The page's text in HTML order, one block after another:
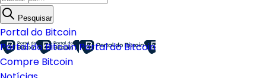
Pesquisar
Portal do Bitcoin
Portal do BitcoinPortal do Bitcoin
Compre Bitcoin